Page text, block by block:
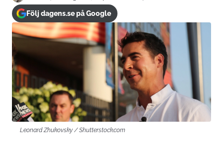
Följ dagens.se på Google
Leonard Zhukovsky / Shutterstock.com